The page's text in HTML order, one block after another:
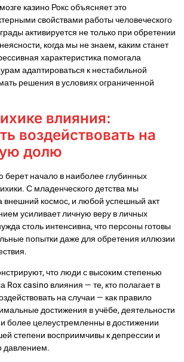
казино Рокс объясняет это
свойствами работы человеческого
активируется не только при обретении
когда мы не знаем, каким станет
характеристика помогала
адаптироваться к нестабильной
решения в условиях ограниченной
влияния:
воздействовать на
долю
начало в наиболее глубинных
С младенческого детства мы
внешний космос, и любой успешный акт
усиливает личную веру в личных
столь интенсивна, что персоны готовы
попытки даже для обретения иллюзии
что люди с высоким степенью
Rox casino влияния — те, кто полагает в
на случаи — как правило
достижения в учёбе, деятельности
более целеустремленны в достижении
степени восприимчивы к депрессии и
давлением.